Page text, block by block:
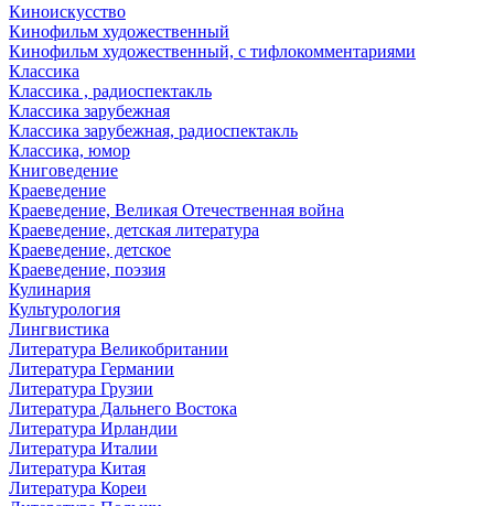
Киноискусство
Кинофильм художественный
Кинофильм художественный, с тифлокомментариями
Классика
Классика , радиоспектакль
Классика зарубежная
Классика зарубежная, радиоспектакль
Классика, юмор
Книговедение
Краеведение
Краеведение, Великая Отечественная война
Краеведение, детская литература
Краеведение, детское
Краеведение, поэзия
Кулинария
Культурология
Лингвистика
Литература Великобритании
Литература Германии
Литература Грузии
Литература Дальнего Востока
Литература Ирландии
Литература Италии
Литература Китая
Литература Кореи